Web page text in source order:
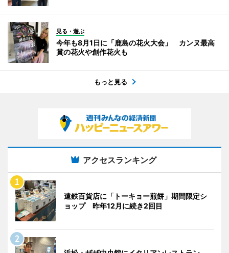
見る・遊ぶ
今年も8月1日に「鹿島の花火大会」 カンヌ最高
賞の花火や創作花火も
もっと見る
アクセスランキング
遠鉄百貨店に「トーキョー煎餅」期間限定シ
ョップ 昨年12月に続き2回目